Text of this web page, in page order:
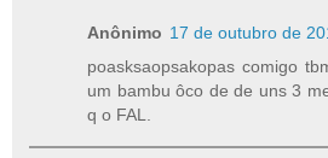
Anônimo 17 de outubro de
poasksaopsakopas comigo
um bambu ôco de de uns 3
q o FAL.